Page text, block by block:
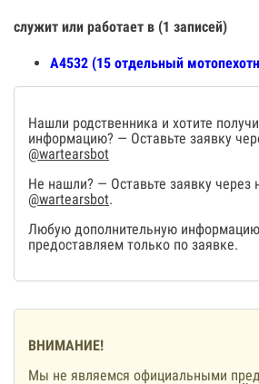
служит или работает в (1 записей)
А4532 (15 отдельный
Нашли родственника и хотите
информацию? — Оставьте заявку
@wartearsbot
Не нашли? — Оставьте заявку через
@wartearsbot.
Любую дополнительную
предоставляем только по заявке.
ВНИМАНИЕ!
Мы не являемся официальными